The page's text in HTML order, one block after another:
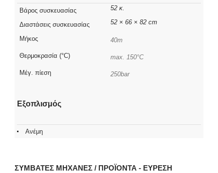
Βάρος συσκευασίας 52 κ.
Διαστάσεις συσκευασίας 52 × 66 × 82 cm
Μήκος 40m
Θερμοκρασία (°C) max. 150°C
Μέγ. πίεση 250bar
Εξοπλισμός
Ανέμη
ΣΥΜΒΑΤΈΣ ΜΗΧΑΝΈΣ / ΠΡΟΪΌΝΤΑ - ΕΎΡΕΣΗ